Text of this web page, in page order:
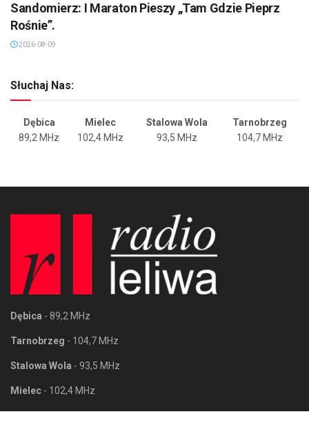
Sandomierz: I Maraton Pieszy „Tam Gdzie Pieprz
Rośnie”.
2026-08-09
Słuchaj Nas:
Dębica Mielec Stalowa Wola
Tarnobrzeg
89,2 MHz
102,4 MHz 93,5 MHz 104,7 MHz
Dębica - 89,2 MHz
Tarnobrzeg - 104,7 MHz
Stalowa Wola - 93,5 MHz
Mielec - 102,4 MHz